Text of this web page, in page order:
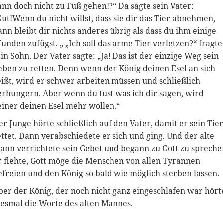
doch nicht zu Fuß gehen!?“ Da sagte sein Vater:
du nicht willst, dass sie dir das Tier abnehmen,
bleibt dir nichts anderes übrig als dass du ihm einige
zufügst. „ „Ich soll das arme Tier verletzen?“ fragte
Sohn. Der Vater sagte: „Ja! Das ist der einzige Weg sein
zu retten. Denn wenn der König deinen Esel an sich
wird er schwer arbeiten müssen und schließlich
Aber wenn du tust was ich dir sagen, wird
deinen Esel mehr wollen.“
Junge hörte schließlich auf den Vater, damit er sein Tier
Dann verabschiedete er sich und ging. Und der alte
verrichtete sein Gebet und begann zu Gott zu
flehte, Gott möge die Menschen von allen Tyrannen
und den König so bald wie möglich sterben lassen.
der König, der noch nicht ganz eingeschlafen war
die Worte des alten Mannes.